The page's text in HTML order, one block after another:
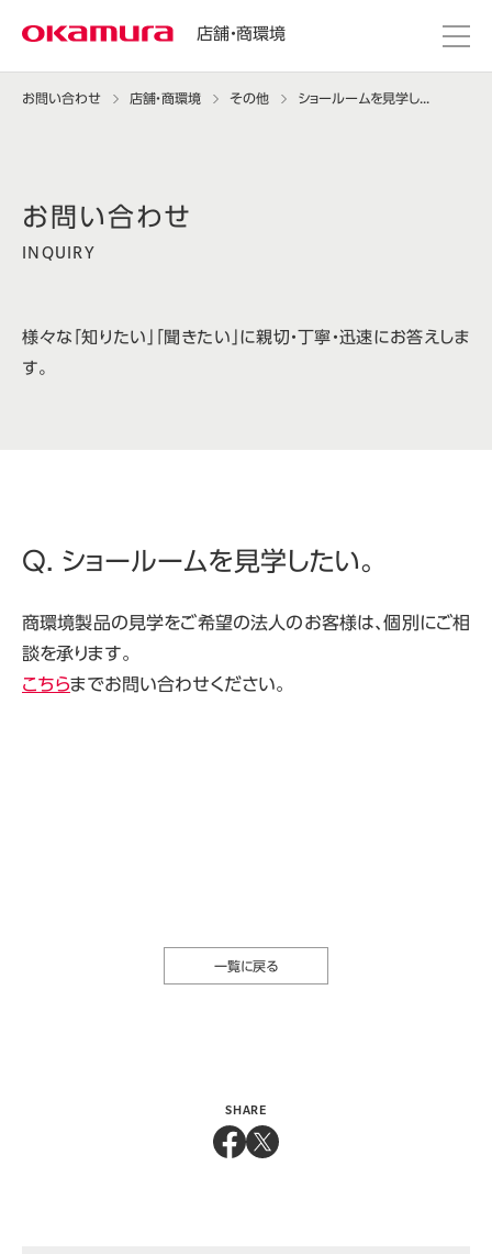
店舗・商環境
お問い合わせ 店舗・商環境 その他
INQUIRY
様々な「知りたい」「聞きたい」に親切・丁寧・迅速にお答えしま
す。
Q. ショールームを見学したい。
商環境製品の見学をご希望の法人のお客様は、個別にご相
談を承ります。
こちらまでお問い合わせください。
一覧に戻る
SHARE